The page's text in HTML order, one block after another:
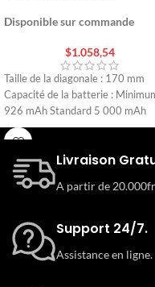
Disponible sur commande
$1.058,54
Taille de la diagonale : 170 mm
Capacité de la batterie :
926 mAh Standard 5 000 mAh
Livraison
A partir de
Support 24/7.
Assistance en ligne.